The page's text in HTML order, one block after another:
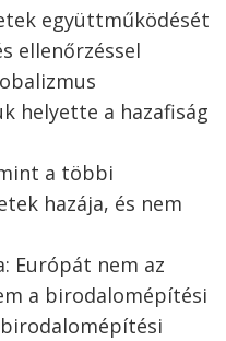
együttműködését
ellenőrzéssel
helyette a hazafiság
a többi
hazája, és nem
Európát nem az
a birodalomépítési